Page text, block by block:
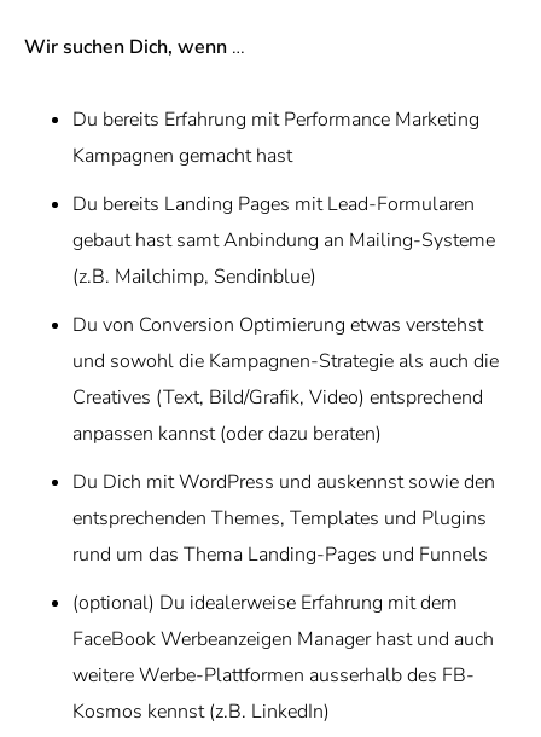
Wir suchen Dich, wenn …
Du bereits Erfahrung mit Performance Marketing
Kampagnen gemacht hast
Du bereits Landing Pages mit Lead-Formularen
gebaut hast samtAnbindung an Mailing-Systeme
(z.B. Mailchimp, Sendinblue)
Du von Conversion Optimierung etwas verstehst
und sowohl die Kampagnen-Strategie als auch die
Creatives (Text, Bild/Grafik, Video) entsprechend
anpassen kannst (oder dazu beraten)
Du Dich mit WordPress und auskennstsowie den
entsprechenden Themes, Templates und Plugins
rund um das Thema Landing-Pages und Funnels
(optional) Du idealerweise Erfahrung mit dem
FaceBook Werbeanzeigen Managerhast und auch
weitere Werbe-Plattformen ausserhalb des FB-
Kosmos kennst (z.B. LinkedIn)